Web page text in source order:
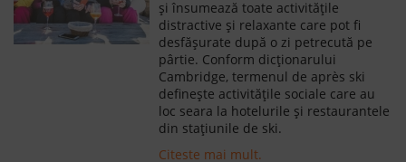
și însumează toate activitățile
distractive și relaxante care pot fi
desfășurate după o zi petrecută pe
pârtie. Conform dicționarului
Cambridge, termenul de après ski
definește activitățile sociale care au
loc seara la hotelurile și restaurantele
din stațiunile de ski.
Citeste mai mult.